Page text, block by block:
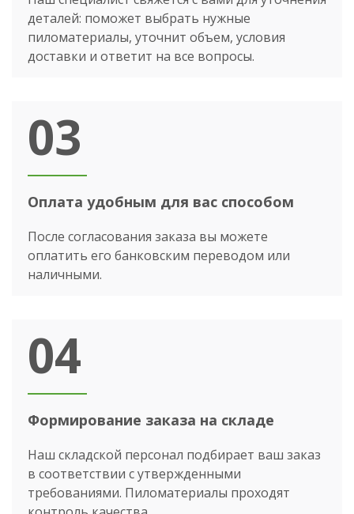
деталей: поможет выбрать нужные
пиломатериалы, уточнит объем, условия
доставки и ответит на все вопросы.
03
Оплата удобным для вас способом
После согласования заказа вы можете
оплатить его банковским переводом или
наличными.
04
Формирование заказа на складе
Наш складской персонал подбирает ваш заказ
в соответствии с утвержденными
требованиями. Пиломатериалы проходят